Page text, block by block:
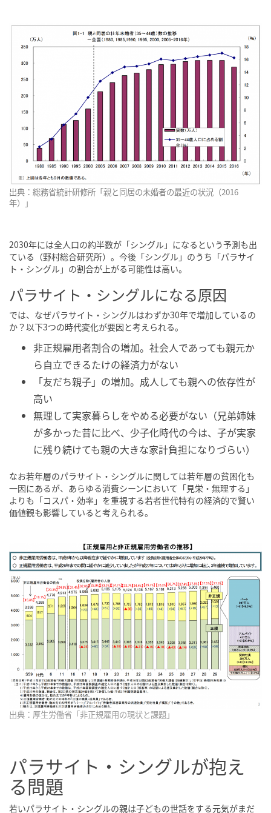
出典：総務省統計研修所「親と同居の未婚者の最近の状況（2016
年）」
2030年には全人口の約半数が「シングル」になるという予測も出
ている（野村総合研究所）。今後「シングル」のうち「パラサイ
ト・シングル」の割合が上がる可能性は高い。
パラサイト・シングルになる原因
では、なぜパラサイト・シングルはわずか30年で増加しているの
か？以下3つの時代変化が要因と考えられる。
非正規雇用者割合の増加。社会人であっても親元か
ら自立できるたけの経済力がない
「友だち親子」の増加。成人しても親への依存性が
高い
無理して実家暮らしをやめる必要がない（兄弟姉妹
が多かった昔に比べ、少子化時代の今は、子が実家
に残り続けても親の大きな家計負担になりづらい）
なお若年層のパラサイト・シングルに関しては若年層の貧困化も
一因にあるが、あらゆる消費シーンにおいて「見栄・無理する」
よりも「コスパ・効率」を重視する若者世代特有の経済的で賢い
価値観も影響していると考えられる。
出典：厚生労働省「非正規雇用の現状と課題」
パラサイト・シングルが抱え
る問題
若いパラサイト・シングルの親は子どもの世話をする元気がまだ